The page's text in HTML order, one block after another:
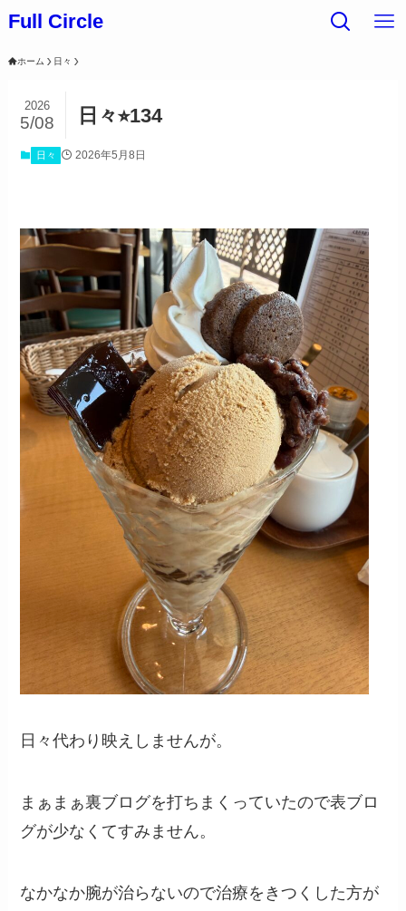
Full Circle
ホーム 日々
日々⭐︎134
2026
5/08
日々 2026年5月8日
日々代わり映えしませんが。
まぁまぁ裏ブログを打ちまくっていたので表ブロ
グが少なくてすみません。
なかなか腕が治らないので治療をきつくした方が